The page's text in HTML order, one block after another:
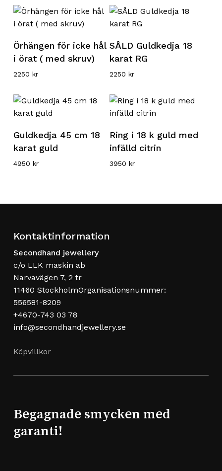
Örhängen för icke hål
i örat ( med skruv)
2250 kr
SÅLD Guldkedja 18
karat RG
2250kr
Guldkedja 45 cm 18
karat guld
4950 kr
Ring i 18 k guld med
infälld citrin
3950kr
Kontaktinformation
Secondhand jewellery
c/o LLK maskin ab
Narvavägen 7, 2 tr
11460 StockholmOrganisationsnummer:
556581-8209
+4670-743 03 78
info@secondhandjewellery.se
Köpvillkor
Begagnade smycken med
garanti!